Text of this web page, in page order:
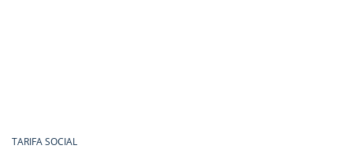
TARIFA SOCIAL